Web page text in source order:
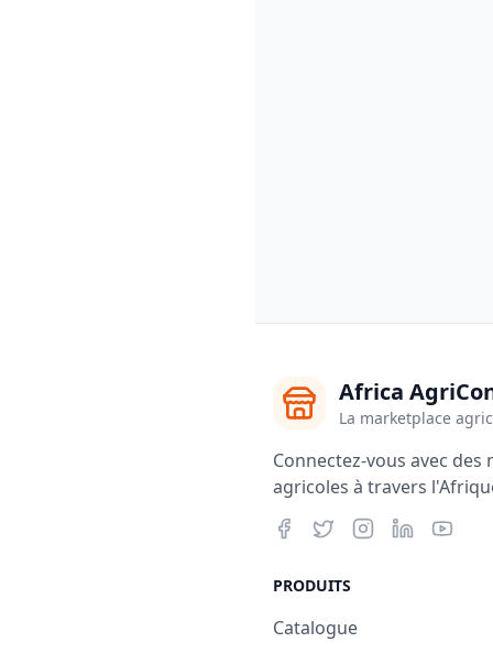
Africa
La marketplace
Connectez-vous avec
agricoles à travers
PRODUITS
Catalogue